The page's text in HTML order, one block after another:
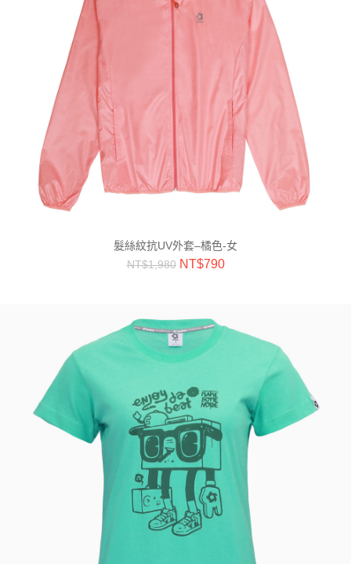
髮絲紋抗UV外套–橘色-女
NT$1,980 NT$790